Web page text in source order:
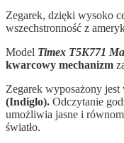
Zegarek, dzięki wysoko
wszechstronność z
Model Timex T5K771
kwarcowy mechanizm
Zegarek wyposażony jest
(Indiglo). Odczytanie
umożliwia jasne i
światło.